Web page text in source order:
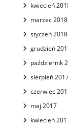
kwiecień
marzec 2018
styczeń 2018
grudzień
październik
sierpień
czerwiec
maj 2017
kwiecień